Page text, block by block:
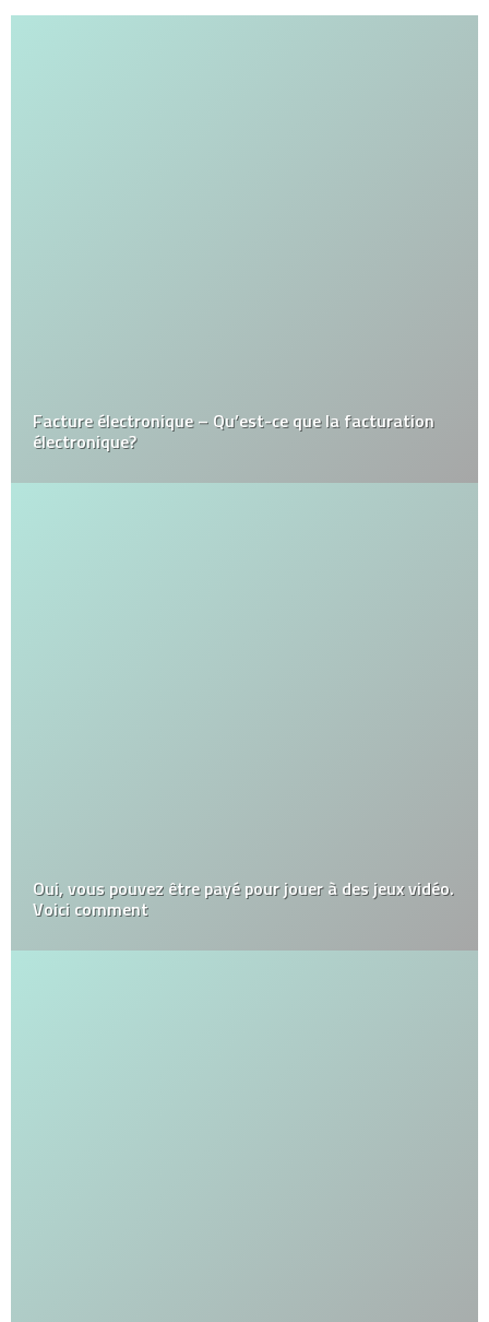
Facture électronique – Qu’est-ce que la facturation
électronique?
Oui, vous pouvez être payé pour jouer à des jeux vidéo.
Voici comment